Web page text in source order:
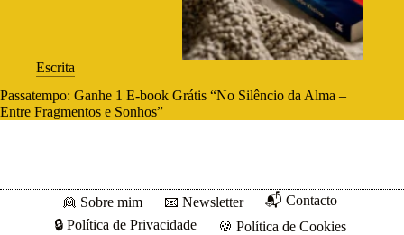
Escrita
Passatempo: Ganhe 1 E-book Grátis “No Silêncio da Alma –
Entre Fragmentos e Sonhos”
👱 Sobre mim 📧 Newsletter
📬 Contacto
🔒 Política de Privacidade
🍪 Política de Cookies